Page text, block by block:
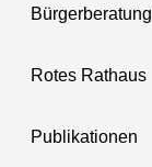
Bürgerberatung
Rotes Rathaus
Publikationen